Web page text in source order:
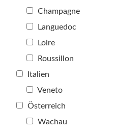
Champagne
Languedoc
Loire
Roussillon
Italien
Veneto
Österreich
Wachau